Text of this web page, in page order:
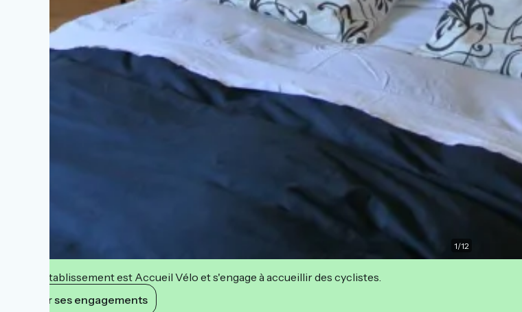
1/12
Cet établissement est Accueil Vélo et s'engage à accueillir des cyclistes.
Voir ses engagements